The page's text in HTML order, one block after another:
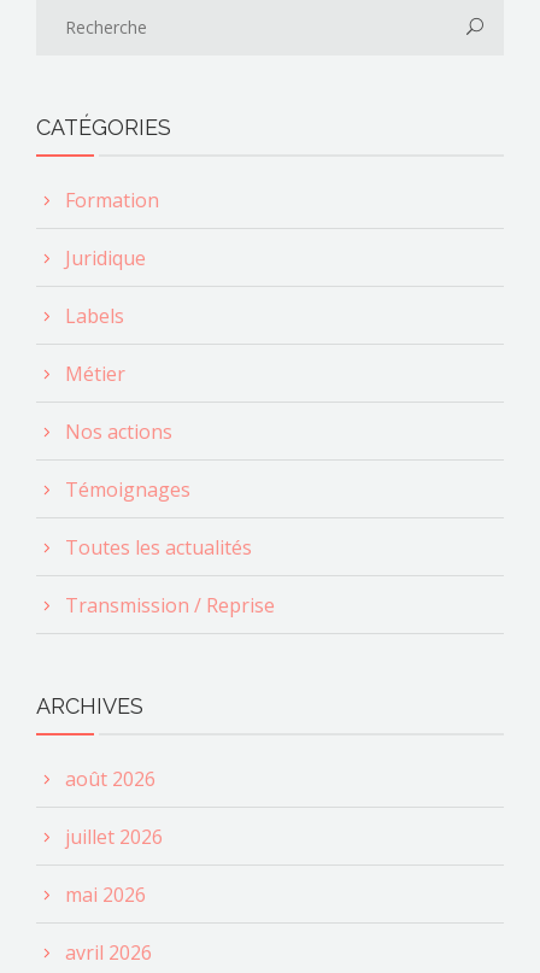
CATÉGORIES
Formation
Juridique
Labels
Métier
Nos actions
Témoignages
Toutes les actualités
Transmission / Reprise
ARCHIVES
août 2026
juillet 2026
mai 2026
avril 2026